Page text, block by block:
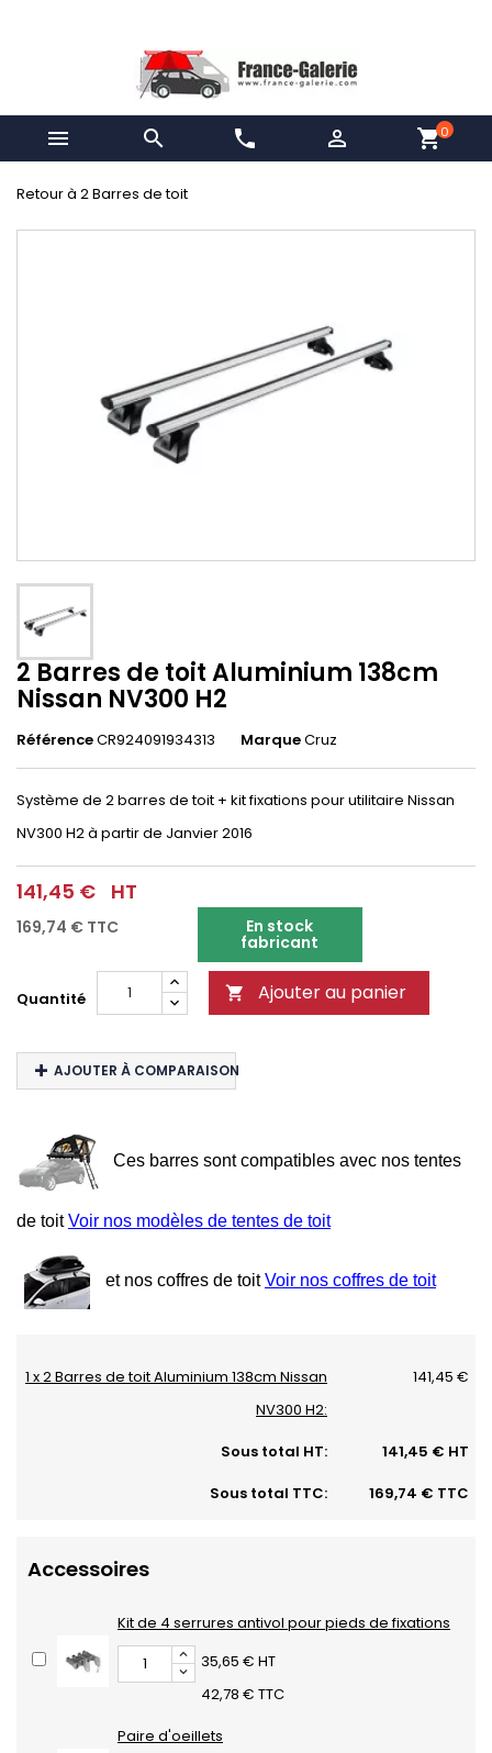
  phone  shopping_cart0
Retour à 2 Barres de toit
2 Barres de toit Aluminium 138cm
Nissan NV300 H2
RéférenceCR924091934313 MarqueCruz
Système de 2 barres de toit + kit fixations pour utilitaire Nissan
NV300 H2à partir de Janvier 2016
141,45 € HT
169,74 € TTC En stock
fabricant
Quantité  Ajouter au panier
AJOUTER À COMPARAISON
Ces barres sont compatibles avec nos tentes
de toitVoir nos modèles de tentes de toit
et nos coffres de toitVoir nos coffres de toit
1 x 2 Barres de toit Aluminium 138cm Nissan
NV300 H2:
141,45 €
Sous total HT:
141,45 € HT
Sous total TTC:
169,74 € TTC
Accessoires
Kit de 4 serrures antivol pour pieds de fixations
35,65 € HT
42,78 € TTC
Paire d'oeillets